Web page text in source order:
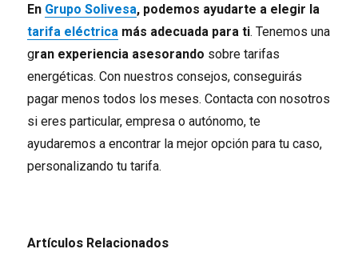
En Grupo Solivesa, podemos ayudarte a elegir la
tarifa eléctrica más adecuada para ti. Tenemos una
gran experiencia asesorando sobre tarifas
energéticas. Con nuestros consejos, conseguirás
pagar menos todos los meses. Contacta con nosotros
si eres particular, empresa o autónomo, te
ayudaremos a encontrar la mejor opción para tu caso,
personalizando tu tarifa.
Artículos Relacionados